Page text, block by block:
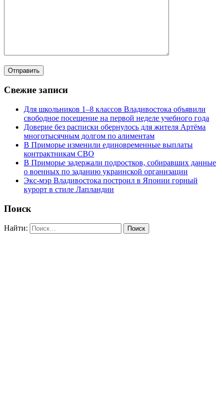
Свежие записи
Для школьников 1–8 классов Владивостока объявили
свободное посещение на первой неделе учебного года
Доверие без расписки обернулось для жителя Артёма
многотысячным долгом по алиментам
В Приморье изменили единовременные выплаты
контрактникам СВО
В Приморье задержали подростков, собиравших данные
о военных по заданию украинской организации
Экс-мэр Владивостока построил в Японии горный
курорт в стиле Лапландии
Поиск
Найти: